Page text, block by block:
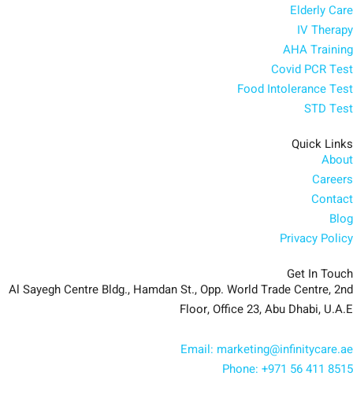
Elderly Care
IV Therapy
AHA Training
Covid PCR Test
Food Intolerance Test
STD Test
Quick Links
About
Careers
Contact
Blog
Privacy Policy
Get In Touch
Al Sayegh Centre Bldg., Hamdan St., Opp. World Trade Centre, 2nd
Floor, Office 23, Abu Dhabi, U.A.E
Email: marketing@infinitycare.ae
Phone: +971 56 411 8515